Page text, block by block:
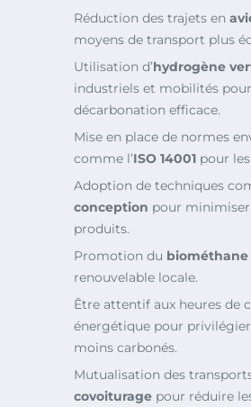
Réduction des trajets en
moyens de transport plus
Utilisation d’hydrogène
industriels et mobilités
décarbonation efficace.
Mise en place de normes
comme l’ISO 14001 pour
Adoption de techniques
conception pour minimiser
produits.
Promotion du biométhane
renouvelable locale.
Être attentif aux heures de
énergétique pour
moins carbonés.
Mutualisation des
covoiturage pour réduire